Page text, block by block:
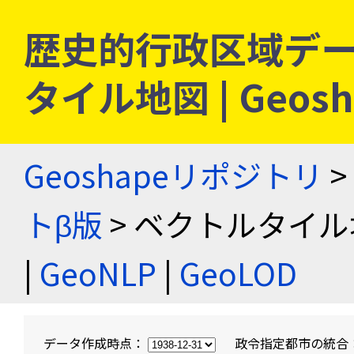
歴史的行政区域デ
タイル地図 |
Geoshapeリポジトリ >
トβ版 > ベクトルタイ
| GeoNLP | GeoLOD
データ作成時点： 政令指定都市の統